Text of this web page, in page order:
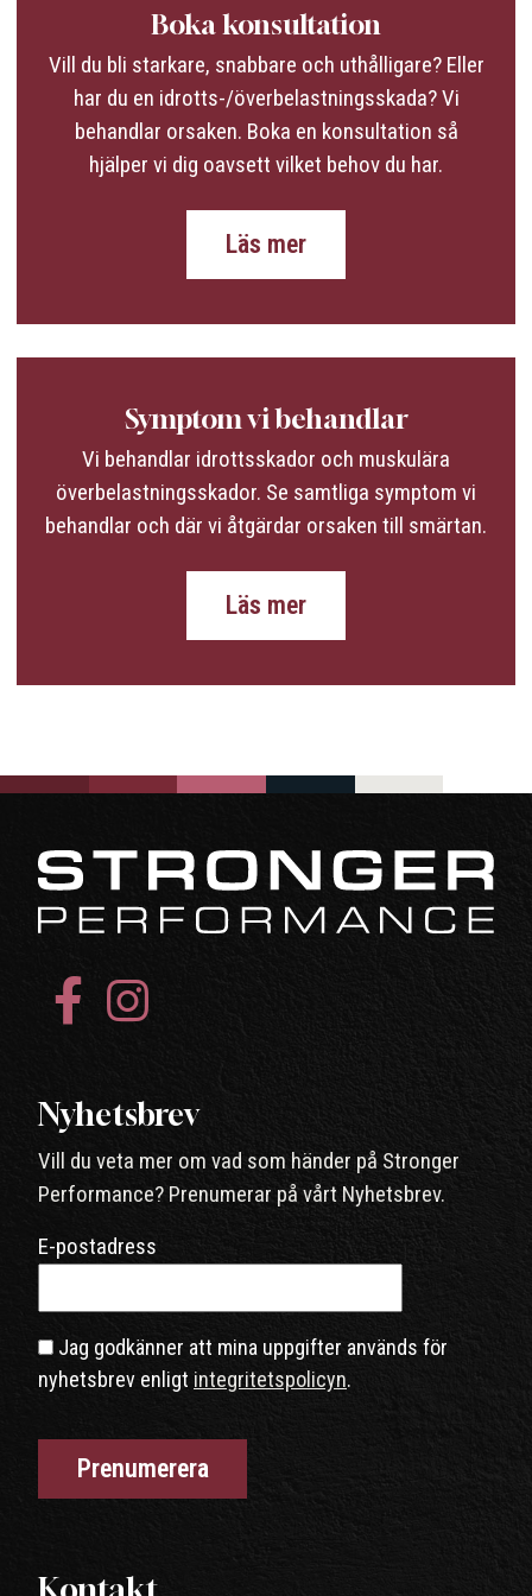
Boka konsultation
Vill du bli starkare, snabbare och uthålligare? Eller
har du en idrotts-/överbelastningsskada? Vi
behandlar orsaken. Boka en konsultation så
hjälper vi dig oavsett vilket behov du har.
Läs mer
Symptom vi behandlar
Vi behandlar idrottsskador och muskulära
överbelastningsskador. Se samtliga symptom vi
behandlar och där vi åtgärdar orsaken till smärtan.
Läs mer
Nyhetsbrev
Vill du veta mer om vad som händer på Stronger
Performance? Prenumerar på vårt Nyhetsbrev.
E-postadress
Jag godkänner att mina uppgifter används för
nyhetsbrev enligt integritetspolicyn.